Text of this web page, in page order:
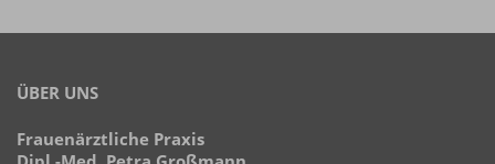
ÜBER UNS
Frauenärztliche Praxis